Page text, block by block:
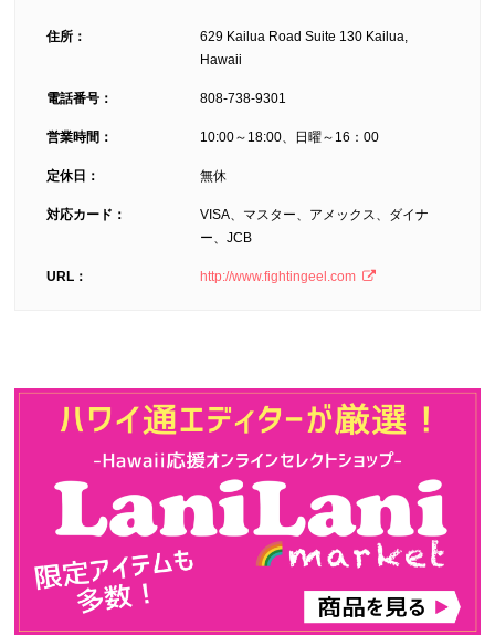
住所：
629 Kailua Road Suite 130 Kailua,
Hawaii
電話番号： 808-738-9301
営業時間： 10:00～18:00、日曜～16：00
定休日： 無休
対応カード：
VISA、マスター、アメックス、ダイナ
ー、JCB
URL： http://www.fightingeel.com